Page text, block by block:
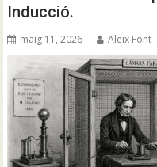
Inducció.
maig 11, 2026 Aleix Font